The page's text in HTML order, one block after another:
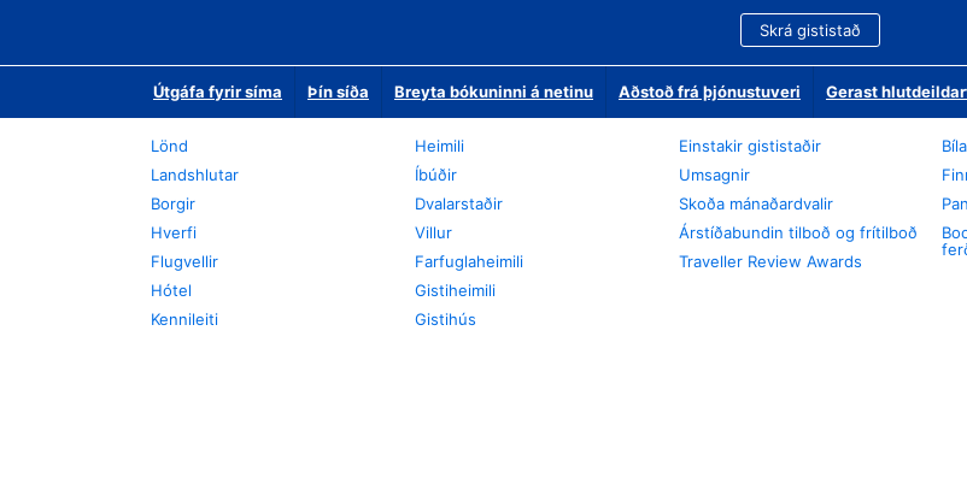
Skrá gististað
Útgáfa fyrir síma Þín síða Breyta bókuninni á netinu Aðstoð frá þjónustuveri Gerast
Lönd
Landshlutar
Borgir
Hverfi
Flugvellir
Hótel
Kennileiti
Heimili
Íbúðir
Dvalarstaðir
Villur
Farfuglaheimili
Gistiheimili
Gistihús
Einstakir gististaðir
Umsagnir
Skoða mánaðardvalir
Árstíðabundin tilboð og frítilboð
Traveller Review Awards